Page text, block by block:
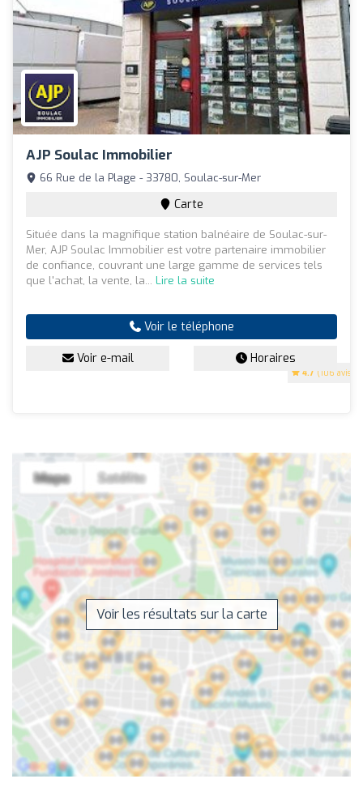
AJP Soulac Immobilier
4.7 (106 avis)
66 Rue de la Plage - 33780, Soulac-sur-Mer
Carte
Située dans la magnifique station balnéaire de Soulac-sur-
Mer, AJP Soulac Immobilier est votre partenaire immobilier
de confiance, couvrant une large gamme de services tels
que l'achat, la vente, la... Lire la suite
Voir le téléphone
Voir e-mail Horaires
Voir les résultats sur la carte